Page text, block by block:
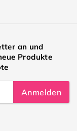
an und
Produkte
Anmelden